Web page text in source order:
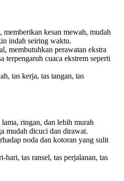
memberikan kesan mewah, mudah
indah seiring waktu.
membutuhkan perawatan ekstra
terpengaruh cuaca ekstrem seperti
tas kerja, tas tangan, tas
ringan, dan lebih murah
mudah dicuci dan dirawat.
noda dan kotoran yang sulit
hari, tas ransel, tas perjalanan, tas